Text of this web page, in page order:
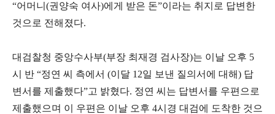
“어머니(권양숙 여사)에게 받은 돈”이라는 취지로 답변한
것으로 전해졌다.
대검찰청 중앙수사부(부장 최재경 검사장)는 이날 오후 5
시 반 “정연 씨 측에서 (이달 12일 보낸 질의서에 대해) 답
변서를 제출했다”고 밝혔다. 정연 씨는 답변서를 우편으로
제출했으며 이 우편은 이날 오후 4시경 대검에 도착한 것으